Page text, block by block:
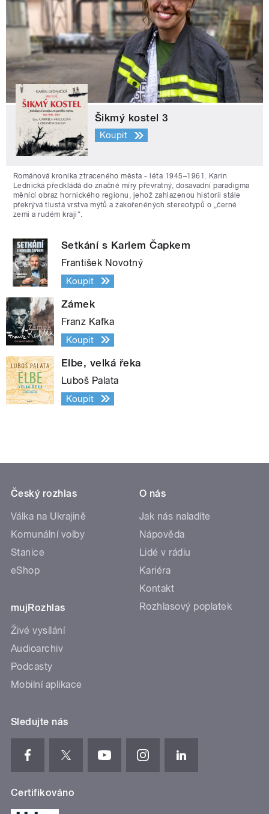
Šikmý kostel 3
Koupit
Románová kronika ztraceného města - léta 1945–1961. Karin
Lednická předkládá do značné míry převratný, dosavadní paradigma
měnící obraz hornického regionu, jehož zahlazenou historii stále
překrývá tlustá vrstva mýtů a zakořeněných stereotypů o „černé
zemi a rudém kraji“.
Setkání s Karlem Čapkem
František Novotný
Koupit
Zámek
Franz Kafka
Koupit
Elbe, velká řeka
Luboš Palata
Koupit
Český rozhlas
Válka na Ukrajině
Komunální volby
Stanice
eShop
mujRozhlas
Živé vysílání
Audioarchiv
Podcasty
Mobilní aplikace
O nás
Jak nás naladíte
Nápověda
Lidé v rádiu
Kariéra
Kontakt
Rozhlasový poplatek
Sledujte nás
Certifikováno